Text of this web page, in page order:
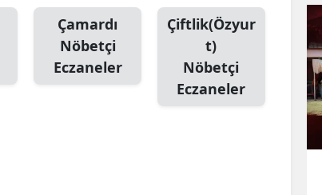
Isparta
Mersin
İstanbul
İzmir
Çamardı
Nöbetçi
Eczaneler
Çiftlik(Özyur
t)
Nöbetçi
Eczaneler